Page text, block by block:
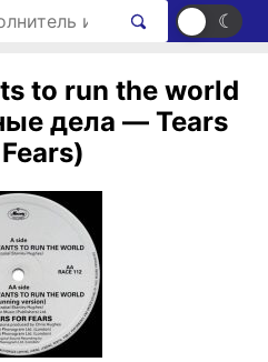
рингтонов ☀ ☾
to run the world
дела — Tears